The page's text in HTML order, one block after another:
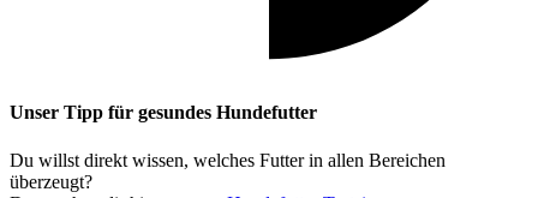
Unser Tipp für gesundes Hundefutter
Du willst direkt wissen, welches Futter in allen Bereichen
überzeugt?